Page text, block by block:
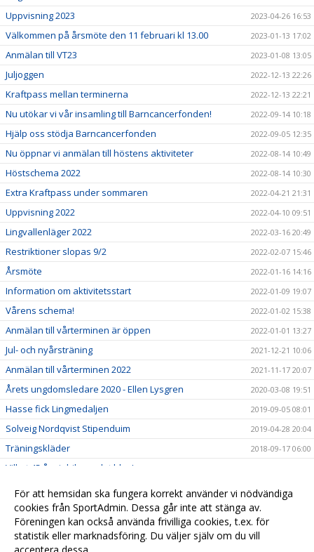
Uppvisning 2023 2023-04-26 16:53
Välkommen på årsmöte den 11 februari kl 13.00 2023-01-13 17:02
Anmälan till VT23 2023-01-08 13:05
Juljoggen 2022-12-13 22:26
Kraftpass mellan terminerna 2022-12-13 22:21
Nu utökar vi vår insamling till Barncancerfonden! 2022-09-14 10:18
Hjälp oss stödja Barncancerfonden 2022-09-05 12:35
Nu öppnar vi anmälan till höstens aktiviteter 2022-08-14 10:49
Höstschema 2022 2022-08-14 10:30
Extra Kraftpass under sommaren 2022-04-21 21:31
Uppvisning 2022 2022-04-10 09:51
Lingvallenläger 2022 2022-03-16 20:49
Restriktioner slopas 9/2 2022-02-07 15:46
Årsmöte 2022-01-16 14:16
Information om aktivitetsstart 2022-01-09 19:07
Vårens schema! 2022-01-02 15:38
Anmälan till vårterminen är öppen 2022-01-01 13:27
Jul- och nyårsträning 2021-12-21 10:06
Anmälan till vårterminen 2022 2021-11-17 20:07
Årets ungdomsledare 2020 - Ellen Lysgren 2020-03-08 19:51
Hasse fick Lingmedaljen 2019-09-05 08:01
Solveig Nordqvist Stipenduim 2019-04-28 20:04
Träningskläder 2018-09-17 06:00
Vilket 45 års jubileum det blev!
45 års jubileum 2018-08-27 21:26
Svedala GIF firar 45-årsjubileum 2018-08-18 16:26
Glöm inte ladda ner medlemsappen 2018-08-18 16:24
För att hemsidan ska fungera korrekt använder vi nödvändiga
cookies från SportAdmin. Dessa går inte att stänga av.
Föreningen kan också använda frivilliga cookies, t.ex. för
statistik eller marknadsföring. Du väljer själv om du vill